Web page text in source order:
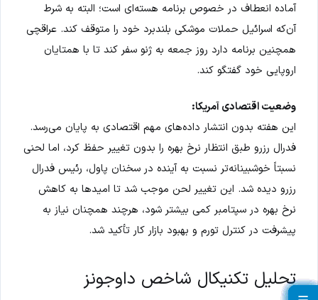
آماده انعطاف در خصوص برنامه هسته‌ای است؛ البته به شرط
آن‌که اسرائیل حملات موشکی بلندبرد خود را متوقف کند. عراقچی
همچنین برنامه دارد روز جمعه به ژنو سفر کند تا با همتایان
اروپایی خود گفتگو کند.
وضعیت اقتصادی آمریکا:
این هفته بدون انتشار داده‌های مهم اقتصادی به پایان می‌رسد.
فدرال رزرو طبق انتظار نرخ بهره را بدون تغییر حفظ کرد، اما لحنی
نسبتاً خوشبینانه‌تر نسبت به آینده در سخنان پاول، رئیس فدرال
رزرو دیده شد. این تغییر لحن موجب شد تا امیدها به کاهش
نرخ بهره در سپتامبر کمی بیشتر شود، هرچند همچنان نیاز به
پیشرفت در کنترل تورم و بهبود بازار کار تأکید شد.
تحلیل تکنیکال شاخص داوجونز